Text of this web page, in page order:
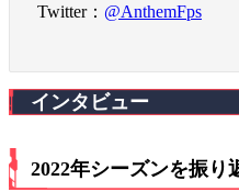
Twitter： @AnthemFps
インタビュー
2022年シーズンを振り